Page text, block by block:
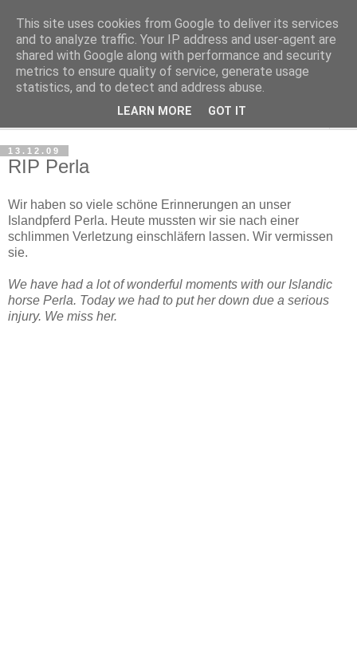
Haltungsturnen
Niveau sieht nur von unten aus wie Arroganz.
13.12.09
RIP Perla
Wir haben so viele schöne Erinnerungen an unser
Islandpferd Perla. Heute mussten wir sie nach einer
schlimmen Verletzung einschläfern lassen. Wir vermissen
sie.
We have had a lot of wonderful moments with our Islandic
horse Perla. Today we had to put her down due a serious
injury. We miss her.
This site uses cookies from Google to deliver its services
and to analyze traffic. Your IP address and user-agent are
shared with Google along with performance and security
metrics to ensure quality of service, generate usage
statistics, and to detect and address abuse.
LEARN MORE GOT IT